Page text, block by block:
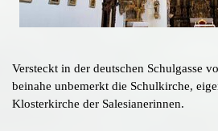
Versteckt in der deutschen Schulgasse
beinahe unbemerkt die Schulkirche,
Klosterkirche der Salesianerinnen.